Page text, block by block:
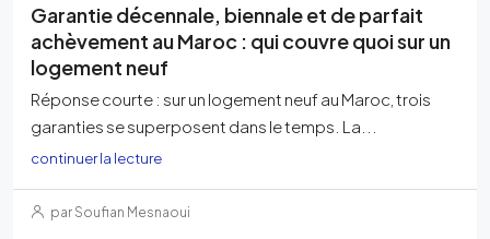
Garantie décennale, biennale et de parfait
achèvement au Maroc : qui couvre quoi sur un
logement neuf
Réponse courte : sur un logement neuf au Maroc, trois
garanties se superposent dans le temps. La...
continuer la lecture
par Soufian Mesnaoui